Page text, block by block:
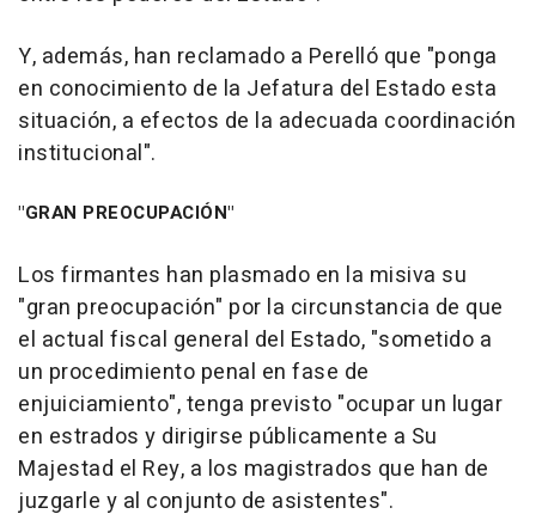
Y, además, han reclamado a Perelló que "ponga
en conocimiento de la Jefatura del Estado esta
situación, a efectos de la adecuada coordinación
institucional".
"GRAN PREOCUPACIÓN"
Los firmantes han plasmado en la misiva su
"gran preocupación" por la circunstancia de que
el actual fiscal general del Estado, "sometido a
un procedimiento penal en fase de
enjuiciamiento", tenga previsto "ocupar un lugar
en estrados y dirigirse públicamente a Su
Majestad el Rey, a los magistrados que han de
juzgarle y al conjunto de asistentes".